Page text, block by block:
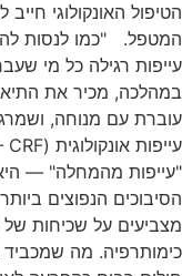
הטיפול האונקולוגי
המטפל. "כמו לנסות
עייפות רגילה כל מי
במהלכה, מכיר את
עוברת עם מנוחה,
"עייפות מהמחלה" —
הסיבוכים הנפוצים
כימותרפיה. מה שמכביד